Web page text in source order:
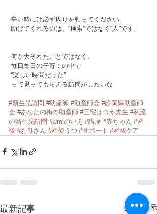
辛い時には必ず周りを頼ってください。
助けてくれるのは、“検索”ではなく“人”です。
何か大それたことではなく、
毎日毎日の子育ての中で
“楽しい時間だった”﻿﻿
って思ってもらえる訪問がしたいな
#新生児訪問 #助産師 #助産師会 #静岡県助産師
会 #あなたの街の助産師 #三宅はつえ先生 #私流
の新生児訪問 #Umiのいえ #講座 #赤ちゃん #産
後 #お母さん #産後うつ #サポート #産後ケア
最新記事 すべて表示